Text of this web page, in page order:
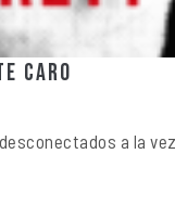
caro
a la